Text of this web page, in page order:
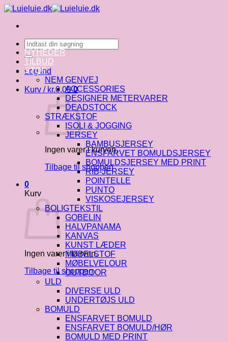
Fortsæt
indhold
Søg
efter:
Log ind
Kurv / kr.0.00 0
Ingen varer i kurven.
Tilbage til shoppen
0
Kurv
Ingen varer i kurven.
Tilbage til shoppen
NYHEDER
TILBUD
STOF
NEM GENVEJ
ACCESSORIES
DESIGNER METERVARER
DEADSTOCK
STRÆKSTOF
ISOLI & JOGGING
JERSEY
BAMBUSJERSEY
ENSFARVET BOMULDSJERSEY
BOMULDSJERSEY MED PRINT
RIB-JERSEY
POINTELLE
PUNTO
VISKOSEJERSEY
BOLIGTEKSTIL
GOBELIN
HALVPANAMA
KANVAS
KUNST LÆDER
MØBELSTOF
MØBELVELOUR
OUTDOOR
ULD
DIVERSE ULD
UNDERTØJS ULD
BOMULD
ENSFARVET BOMULD
ENSFARVET BOMULD/HØR
BOMULD MED PRINT